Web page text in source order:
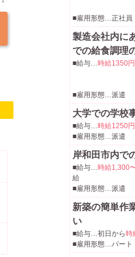
■雇用形態…正社員
製造会社内に
での給食調理
■給与…時給1350
■雇用形態…派遣
大学での学校
■給与…時給1250円
■雇用形態…派遣
岸和田市内で
■給与…時給1,300
給
■雇用形態…派遣
新築の簡単作
い
■給与…初日から 時
■雇用形態…パート